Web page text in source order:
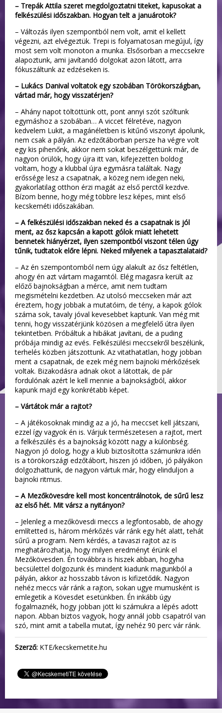
– Trepák Attila szeret megdolgoztatni titeket, kapusokat a
felkészülési időszakban. Hogyan telt a januárotok?
– Változás ilyen szempontból nem volt, amit el kellett
végezni, azt elvégeztük. Trepi is folyamatosan megújul, így
most sem volt monoton a munka. Elsősorban a meccsekre
alapoztunk, ami javítandó dolgokat azon látott, arra
fókuszáltunk az edzéseken is.
– Lukács Danival voltatok egy szobában Törökországban,
vártad már, hogy visszatérjen?
– Ahány napot töltöttünk ott, pont annyi szót szóltunk
egymáshoz a szobában… A viccet félretéve, nagyon
kedvelem Lukit, a magánéletben is kitűnő viszonyt ápolunk,
nem csak a pályán. Az edzőtáborban persze ha végre volt
egy kis pihenőnk, akkor nem sokat beszélgettünk már, de
nagyon örülök, hogy újra itt van, kifejezetten boldog
voltam, hogy a klubbal újra egymásra találtak. Nagy
erőssége lesz a csapatnak, a közeg nem idegen neki,
gyakorlatilag otthon érzi magát az első perctől kezdve.
Bízom benne, hogy még többre lesz képes, mint első
kecskeméti időszakában.
– A felkészülési időszakban neked és a csapatnak is jól
ment, az ősz kapcsán a kapott gólok miatt lehetett
bennetek hiányérzet, ilyen szempontból viszont télen úgy
tűnik, tudtatok előre lépni. Neked milyenek a tapasztalataid?
– Az én szempontomból nem úgy alakult az ősz feltétlen,
ahogy én azt vártam magamtól. Elég magasra került az
előző bajnokságban a mérce, amit nem tudtam
megismételni kezdetben. Az utolsó meccseken már azt
éreztem, hogy jobbak a mutatóim, de tény, a kapok gólok
száma sok, tavaly jóval kevesebbet kaptunk. Van még mit
tenni, hogy visszatérjünk közösen a megfelelő útra ilyen
tekintetben. Próbáltuk a hibákat javítani, de a puding
próbája mindig az evés. Felkészülési meccsekről beszélünk,
terhelés közben játszottunk. Az vitathatatlan, hogy jobban
ment a csapatnak, de ezek még nem bajnoki mérkőzések
voltak. Bizakodásra adnak okot a látottak, de pár
fordulónak azért le kell mennie a bajnokságból, akkor
kapunk majd egy konkrétabb képet.
– Vártátok már a rajtot?
– A játékosoknak mindig az a jó, ha meccset kell játszani,
ezzel így vagyok én is. Várjuk természetesen a rajtot, mert
a felkészülés és a bajnokság között nagy a különbség.
Nagyon jó dolog, hogy a klub biztosította számunkra idén
is a törökországi edzőtábort, hiszen jó időben, jó pályákon
dolgozhattunk, de nagyon vártuk már, hogy elinduljon a
bajnoki ritmus.
– A Mezőkövesdre kell most koncentrálnotok, de sűrű lesz
az első hét. Mit vársz a nyitányon?
– Jelenleg a mezőkövesdi meccs a legfontosabb, de ahogy
említetted is, három mérkőzés vár ránk egy hét alatt, tehát
sűrű a program. Nem kérdés, a tavaszi rajtot az is
meghatározhatja, hogy milyen eredményt érünk el
Mezőkövesden. Én továbbra is hiszek abban, hogyha
becsülettel dolgozunk és mindent kiadunk magunkból a
pályán, akkor az hosszabb távon is kifizetődik. Nagyon
nehéz meccs vár ránk a rajton, sokan ugye mumusként is
emlegetik a Kövesdet esetünkben. Én inkább úgy
fogalmaznék, hogy jobban jött ki számukra a lépés adott
napon. Abban biztos vagyok, hogy annál jobb csapatról van
szó, mint amit a tabella mutat, így nehéz 90 perc vár ránk.
Szerző: KTE/kecskemetite.hu